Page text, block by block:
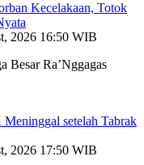
Kecelakaan, Totok
2026 16:50 WIB
Besar Ra’Nggagas
setelah Tabrak
2026 17:50 WIB